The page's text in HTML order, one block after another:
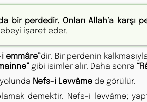
bir perdedir. Onları Allah’a karşı
işaret eder.
emmâre”dir. Bir perdenin
gibi isimler alır. Daha sonra
yolunda Nefs-i Levvâme de görülür.
demektir. Nefs-i levvâme;